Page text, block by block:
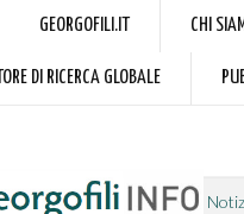
GEORGOFILI.IT CHI
DI RICERCA GLOBALE